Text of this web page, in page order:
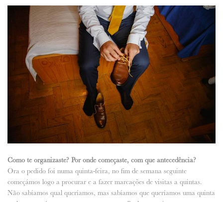
Como te organizaste? Por onde começaste, com que antecedência?
Ora o pedido foi numa quinta-feira, no fim de semana seguinte
começámos logo a procurar e a fazer marcações de visitas a quintas.
Não sabíamos qual queríamos, mas sabíamos que queríamos uma quinta